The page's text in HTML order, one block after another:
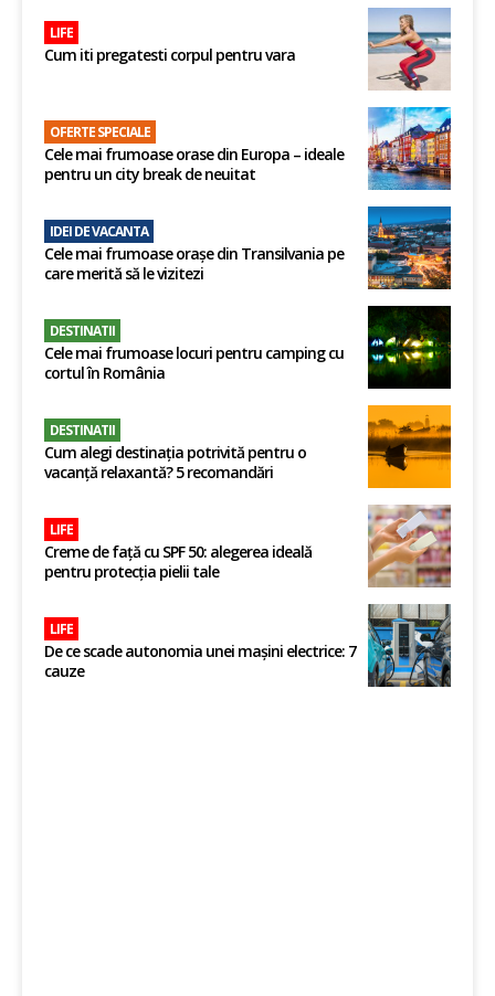
LIFE
Cum iti pregatesti corpul pentru vara
OFERTE SPECIALE
Cele mai frumoase orase din Europa – ideale
pentru un city break de neuitat
IDEI DE VACANTA
Cele mai frumoase orașe din Transilvania pe
care merită să le vizitezi
DESTINATII
Cele mai frumoase locuri pentru camping cu
cortul în România
DESTINATII
Cum alegi destinația potrivită pentru o
vacanță relaxantă? 5 recomandări
LIFE
Creme de față cu SPF 50: alegerea ideală
pentru protecția pielii tale
LIFE
De ce scade autonomia unei mașini electrice: 7
cauze